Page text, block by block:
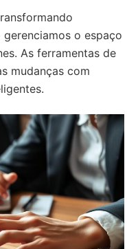
o espaço
As ferramentas de
mudanças com